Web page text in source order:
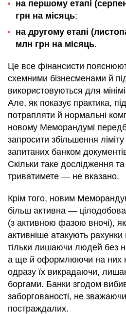
на першому етапі
грн на місяць;
на другому етапі
млн грн на місяць.
Це все фінансисти
схемними бізнесменами й
використовуються для
Але, як показує практика,
потрапляти й нормальні
новому Меморандумі
запросити збільшення
запитаних банком
Скільки таке дослідження
триватимете — не вказано.
Крім того, новим
більш активна —
(з активною фазою вночі),
активніше атакують
тільки лишаючи людей без
а ще й оформлюючи на них
одразу їх викрадаючи,
боргами. Банки згодом
заборгованості, не
постраждалих.